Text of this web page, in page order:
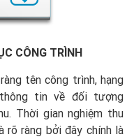
C CÔNG TRÌNH
tên công trình, hạng
tin về đối tượng
Thời gian nghiệm thu
ràng bởi đây chính là